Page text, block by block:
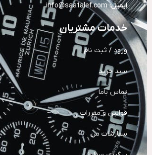
ایمیل: info@saatalef.com
خدمات مشتریان
ورود / ثبت نام
سبد خرید
تماس باما
قوانین و مقررات
سفارشات من